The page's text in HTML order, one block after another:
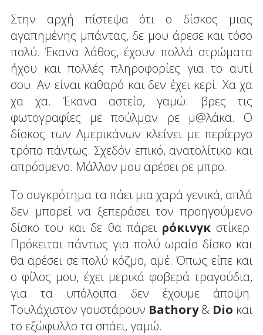
Στην αρχή πίστεψα ότι ο δίσκος μιας
αγαπημένης μπάντας, δε μου άρεσε και τόσο
πολύ. Έκανα λάθος, έχουν πολλά στρώματα
ήχου και πολλές πληροφορίες για το αυτί
σου. Αν είναι καθαρό και δεν έχει κερί. Χα χα
χα χα. Έκανα αστείο, γαμώ: βρες τις
φωτογραφίες με πούλμαν ρε μ@λάκα. Ο
δίσκος των Αμερικάνων κλείνει με περίεργο
τρόπο πάντως. Σχεδόν επικό, ανατολίτικο και
απρόσμενο. Μάλλον μου αρέσει ρε μπρο.
Το συγκρότημα τα πάει μια χαρά γενικά, απλά
δεν μπορεί να ξεπεράσει τον προηγούμενο
δίσκο του και δε θα πάρει ρόκινγκστίκερ.
Πρόκειται πάντως για πολύ ωραίο δίσκο και
θα αρέσει σε πολύ κόζμο, αμέ. Όπως είπε και
ο φίλος μου, έχει μερικά φοβερά τραγούδια,
για τα υπόλοιπα δεν έχουμε άποψη.
Τουλάχιστον γουστάρουν Bathory& Dio και
το εξώφυλλο τα σπάει, γαμώ.